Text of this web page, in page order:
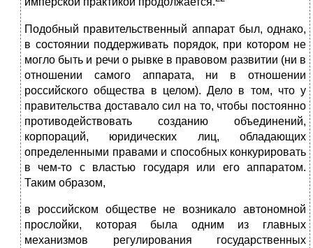
Подобный правительственный аппарат был, однако,
в состоянии поддерживать порядок, при котором не
могло быть и речи о рывке в правовом развитии (ни в
отношении самого аппарата, ни в отношении
российского общества в целом). Дело в том, что у
правительства доставало сил на то, чтобы постоянно
противодействовать созданию объединений,
корпораций, юридических лиц, обладающих
определенными правами и способных конкурировать
в чем-то с властью государя или его аппаратом.
Таким образом,
в российском обществе не возникало автономной
прослойки, которая была одним из главных
механизмов регулирования государственных